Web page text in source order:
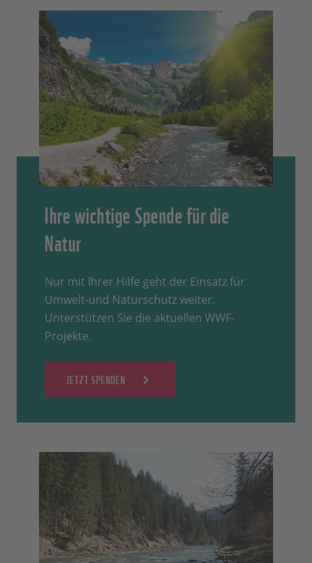
Ihre wichtige Spende für die
Natur
Nur mit Ihrer Hilfe geht der Einsatz für
Umwelt-und Naturschutz weiter.
Unterstützen Sie die aktuellen WWF-
Projekte.
JETZT SPENDEN